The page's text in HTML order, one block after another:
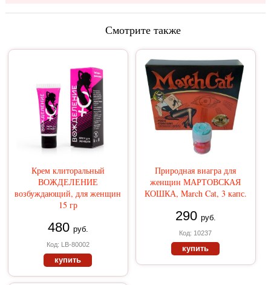
Смотрите также
Крем клиторальный
ВОЖДЕЛЕНИЕ
возбуждающий, для женщин
15 гр
480 руб.
Код: LB-80002
купить
Природная виагра для
женщин МАРТОВСКАЯ
КОШКА, March Cat, 3 капс.
290 руб.
Код: 10237
купить